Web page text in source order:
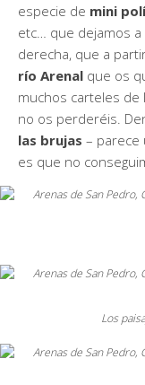
especie de mini
etc… que dejamos a
derecha, que a
río Arenal que os
muchos carteles de
no os perderéis.
las brujas – parece
es que no
Los